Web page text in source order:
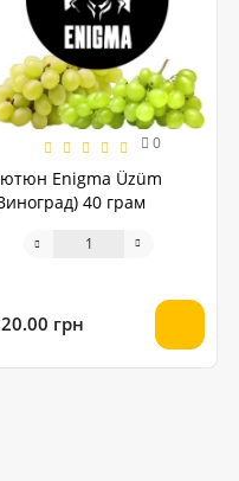
0
Enigma Üzüm
40 грам
грн